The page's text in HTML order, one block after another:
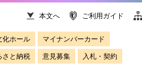
本文へ ご利用ガイド
化ホール マイナンバーカード
さと納税 意見募集 入札・契約